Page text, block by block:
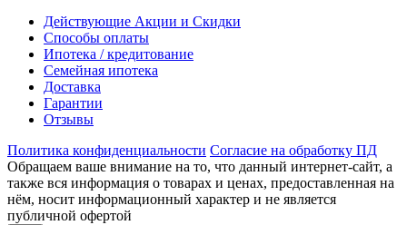
Действующие Акции и Скидки
Способы оплаты
Ипотека / кредитование
Семейная ипотека
Доставка
Гарантии
Отзывы
Политика конфиденциальности Согласие на обработку ПД
Обращаем ваше внимание на то, что данный интернет-сайт, а
также вся информация о товарах и ценах, предоставленная на
нём, носит информационный характер и не является
публичной офертой